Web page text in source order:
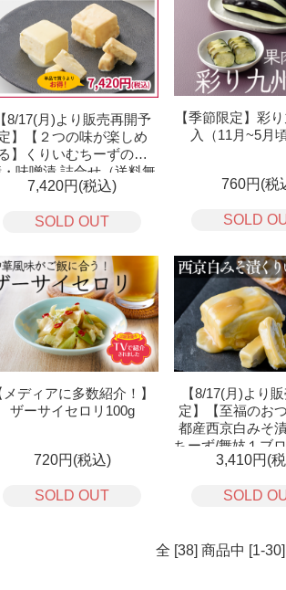
8/17(月)より販売再開予
】【２つの味が楽しめ
】くりいむちーずの粕
味噌漬 詰合せ（送料無
料）
7,420円(税込)
SOLD OUT
【季節限定】彩
入（11月~5月
760円(税
SOLD
メディアに多数紹介！】
ザーサイセロリ100g
720円(税込)
SOLD OUT
【8/17(月)より
定】【至福のお
都産西京白みそ
ちーず/舞妓１ブ
200g)
3,410円(
SOLD
全 [38] 商品中 [1-